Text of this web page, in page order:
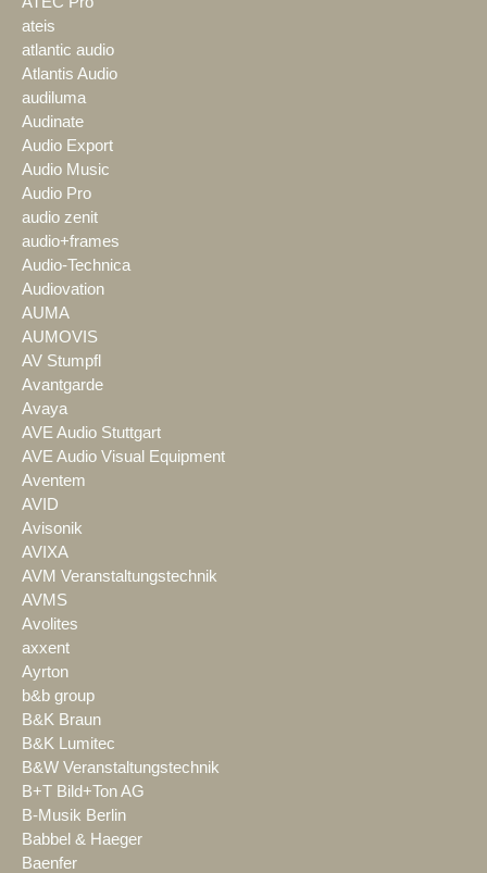
ateis
atlantic audio
Atlantis Audio
audiluma
Audinate
Audio Export
Audio Music
Audio Pro
audio zenit
audio+frames
Audio-Technica
Audiovation
AUMA
AUMOVIS
AV Stumpfl
Avantgarde
Avaya
AVE Audio Stuttgart
AVE Audio Visual Equipment
Aventem
AVID
Avisonik
AVIXA
AVM Veranstaltungstechnik
AVMS
Avolites
axxent
Ayrton
b&b group
B&K Braun
B&K Lumitec
B&W Veranstaltungstechnik
B+T Bild+Ton AG
B-Musik Berlin
Babbel & Haeger
Baenfer